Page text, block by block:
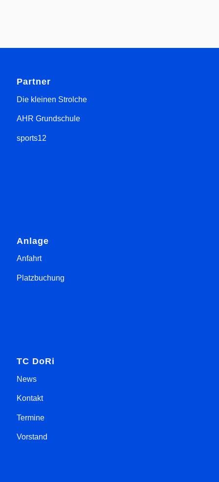
Partner
Die kleinen Strolche
AHR Grundschule
sports12
Anlage
Anfahrt
Platzbuchung
TC DoRi
News
Kontakt
Termine
Vorstand